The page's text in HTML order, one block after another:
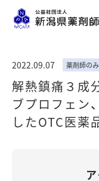
解熱鎮痛３成
ブプロフェン
したOTC医薬
2022.09.07 薬剤師の